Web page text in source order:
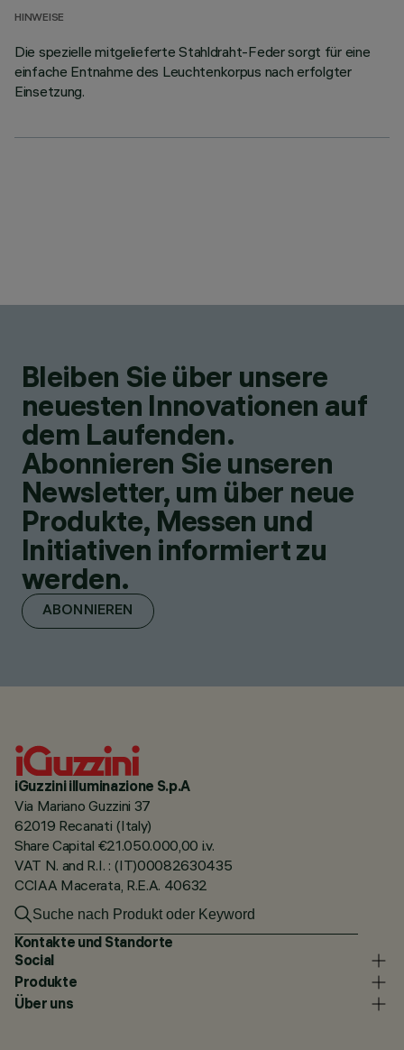
HINWEISE
Die spezielle mitgelieferte Stahldraht-Feder sorgt für eine
einfache Entnahme des Leuchtenkorpus nach erfolgter
Einsetzung.
Bleiben Sie über unsere
neuesten Innovationen auf
dem Laufenden.
Abonnieren Sie unseren
Newsletter, um über neue
Produkte, Messen und
Initiativen informiert zu
werden.
ABONNIEREN
iGuzzini illuminazione S.p.A
Via Mariano Guzzini 37
62019 Recanati (Italy)
Share Capital €21.050.000,00 i.v.
VAT N. and R.I. : (IT)00082630435
CCIAA Macerata, R.E.A. 40632
Kontakte und Standorte
Social
Produkte
Über uns